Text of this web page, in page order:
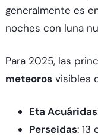
generalmente es
noches con luna
Para 2025, las
meteorosvisibles
Eta Acuáridas
Perseidas: 13